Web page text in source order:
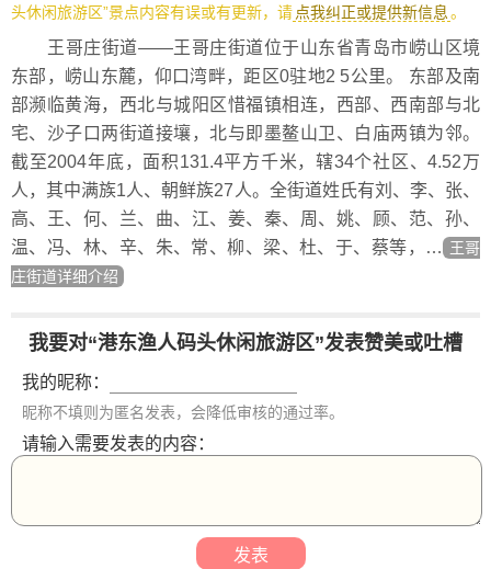
头休闲旅游区”景点内容有误或有更新，请 点我纠正或提供新信息。
王哥庄街道——王哥庄街道位于山东省青岛市崂山区境
东部，崂山东麓，仰口湾畔，距区0驻地2 5公里。 东部及南
部濒临黄海，西北与城阳区惜福镇相连，西部、西南部与北
宅、沙子口两街道接壤，北与即墨鳌山卫、白庙两镇为邻。
截至2004年底，面积131.4平方千米，辖34个社区、4.52万
人，其中满族1人、朝鲜族27人。全街道姓氏有刘、李、张、
高、王、何、兰、曲、江、姜、秦、周、姚、顾、范、孙、
温、冯、林、辛、朱、常、柳、梁、杜、于、蔡等，… 王哥
庄街道详细介绍
我要对“港东渔人码头休闲旅游区”发表赞美或吐槽
我的昵称：
昵称不填则为匿名发表，会降低审核的通过率。
请输入需要发表的内容：